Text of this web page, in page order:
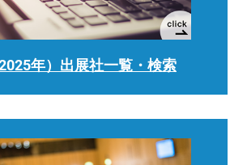
年）出展社一覧・検索